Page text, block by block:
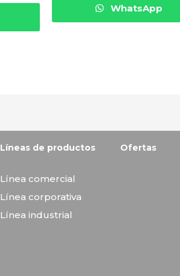
WhatsApp
Líneas de productos
Línea comercial
Línea corporativa
Línea industrial
Ofertas